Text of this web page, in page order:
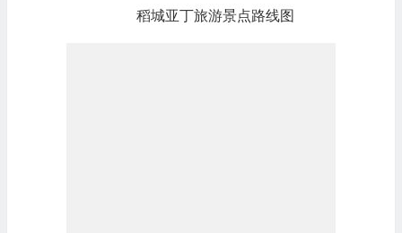
稻城亚丁旅游景点路线图